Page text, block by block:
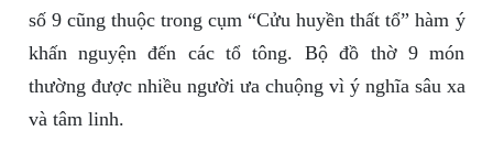
số 9 cũng thuộc trong cụm “Cửu huyền thất tổ” hàm ý
khấn nguyện đến các tổ tông. Bộ đồ thờ 9 món
thường được nhiều người ưa chuộng vì ý nghĩa sâu xa
và tâm linh.